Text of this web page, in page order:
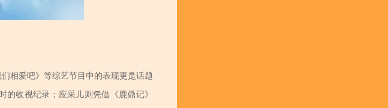
相爱吧》等综艺节目中的表现更是话题
的收视纪录； 应采儿则凭借《鹿鼎记》